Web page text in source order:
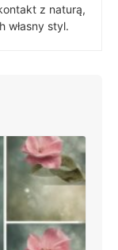
z naturą,
własny styl.